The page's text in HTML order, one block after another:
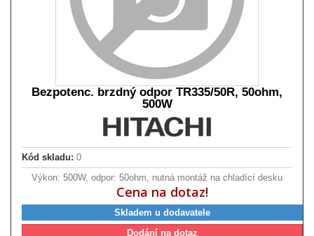
Bezpotenc. brzdný odpor TR335/50R, 50ohm,
500W
Kód skladu: 0
Výkon: 500W, odpor: 50ohm, nutná montáž na chladící desku
Cena na dotaz!
Skladem u dodavatele
Dodání na dotaz